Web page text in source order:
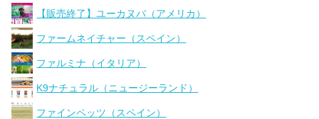
【販売終了】ユーカヌバ（アメリカ）
ファームネイチャー（スペイン）
ファルミナ（イタリア）
K9ナチュラル（ニュージーランド）
ファインペッツ（スペイン）